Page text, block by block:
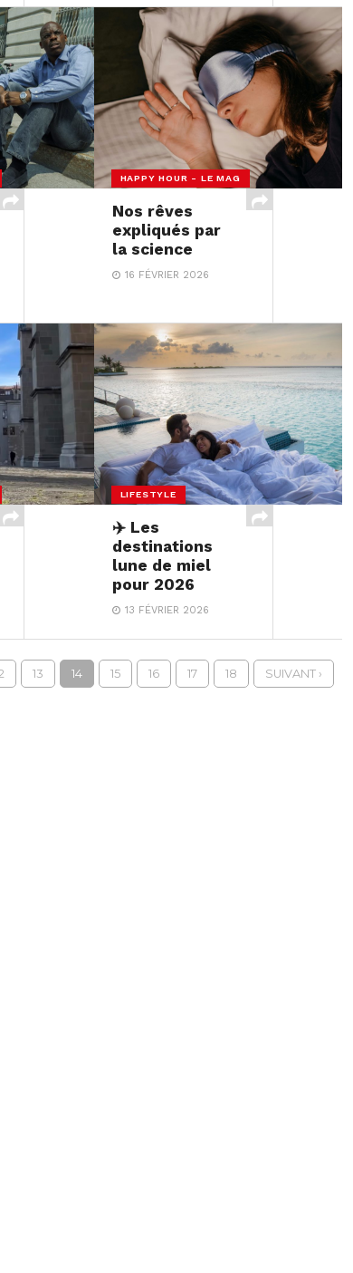
18 FÉVRIER 2026
HAPPY HOUR - LE MAG
Nos rêves
expliqués par
la science
16 FÉVRIER 2026
LIFESTYLE
✈️​ Les
destinations
lune de miel
pour 2026
13 FÉVRIER 2026
13 14 15 16 17 18 SUIVANT ›